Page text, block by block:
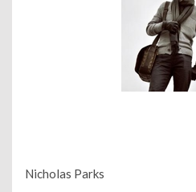
Nicholas Parks